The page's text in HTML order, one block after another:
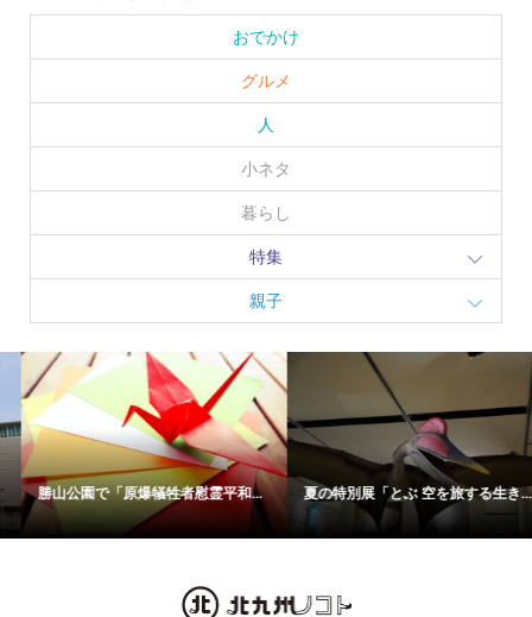
おでかけ
グルメ
人
小ネタ
暮らし
特集
親子
勝山公園で「原爆犠牲者慰霊平和... 夏の特別展「とぶ 空を旅する生き...